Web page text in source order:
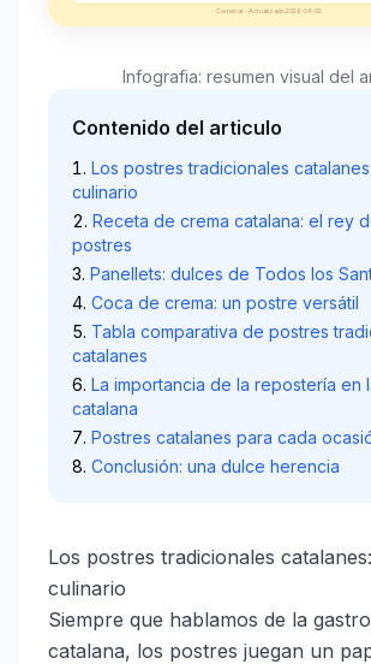
Comecat - Actualizado 2026-04-02
Infografia: resumen visual del
Contenido del articulo
Los postres tradicionales
culinario
Receta de crema catalana: el rey
postres
Panellets: dulces de Todos los
Coca de crema: un postre versátil
Tabla comparativa de postres
catalanes
La importancia de la repostería en
catalana
Postres catalanes para cada
Conclusión: una dulce herencia
Los postres tradicionales
culinario
Siempre que hablamos de la
catalana, los postres juegan un